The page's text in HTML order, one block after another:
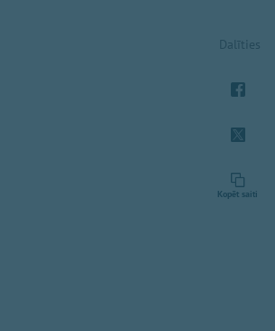
Dalīties
Kopēt saiti